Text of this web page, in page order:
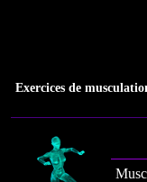
Exercices de